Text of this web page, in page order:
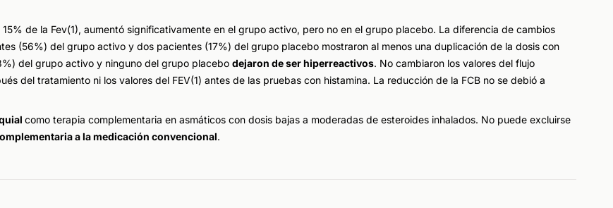
de la Fev(1), aumentó significativamente en el grupo activo, pero no en el grupo placebo. La diferencia de cambios
(56%) del grupo activo y dos pacientes (17%) del grupo placebo mostraron al menos una duplicación de la dosis con
del grupo activo y ninguno del grupo placebo dejaron de ser hiperreactivos. No cambiaron los valores del flujo
del tratamiento ni los valores del FEV(1) antes de las pruebas con histamina. La reducción de la FCB no se debió a
como terapia complementaria en asmáticos con dosis bajas a moderadas de esteroides inhalados. No puede excluirse
a la medicación convencional.